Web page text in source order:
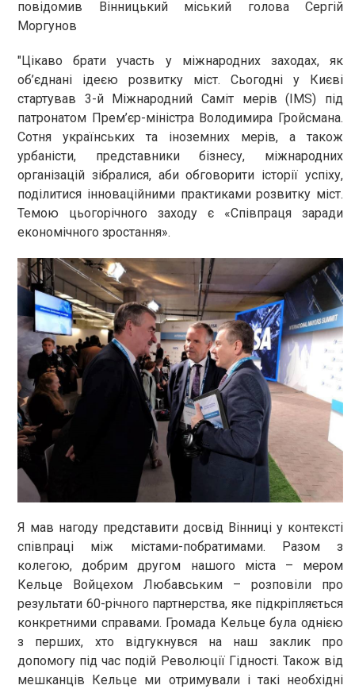
повідомив Вінницький міський голова Сергій
Моргунов
"Цікаво брати участь у міжнародних заходах, як
об’єднані ідеєю розвитку міст. Сьогодні у Києві
стартував 3-й Міжнародний Саміт мерів (IMS) під
патронатом Прем’єр-міністра Володимира Гройсмана.
Сотня українських та іноземних мерів, а також
урбаністи, представники бізнесу, міжнародних
організацій зібралися, аби обговорити історії успіху,
поділитися інноваційними практиками розвитку міст.
Темою цьогорічного заходу є «Співпраця заради
економічного зростання».
Я мав нагоду представити досвід Вінниці у контексті
співпраці між містами-побратимами. Разом з
колегою, добрим другом нашого міста – мером
Кельце Войцехом Любавським – розповіли про
результати 60-річного партнерства, яке підкріпляється
конкретними справами. Громада Кельце була однією
з перших, хто відгукнувся на наш заклик про
допомогу під час подій Революції Гідності. Також від
мешканців Кельце ми отримували і такі необхідні